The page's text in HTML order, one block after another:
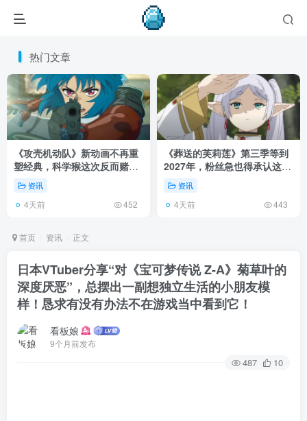
热门文章
《攻壳机动队》新动画不再重
塑经典，科学猴这次反而赌对
了！资讯
4天前 452
《葬送的芙莉莲》第三季等到
2027年，粉丝急也得承认这次
慢得有道理！
资讯
4天前 443
首页 资讯 正文
日本VTuber分享“对《宝可梦传说 Z-A》菊草叶的
深度厌恶”，总摆出一副想独立生活的小朋友模
样！恳求有没有办法不在游戏当中看到它！
看板娘
9个月前发布
487 10